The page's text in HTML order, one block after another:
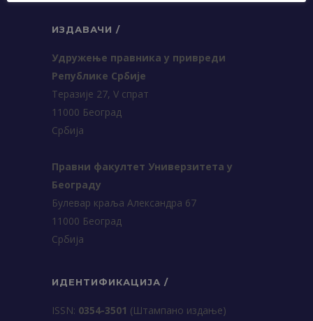
ИЗДАВАЧИ /
Удружење правника у привреди
Републике Србије
Теразије 27, V спрат
11000 Београд
Србија
Правни факултет Универзитета у
Београду
Булевар краља Александра 67
11000 Београд
Србија
ИДЕНТИФИКАЦИЈА /
ISSN: 0354-3501 (Штампано издање)